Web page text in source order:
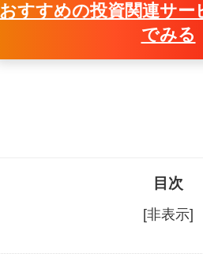
おすすめの投資関連サー
でみる
目次
[非表示]